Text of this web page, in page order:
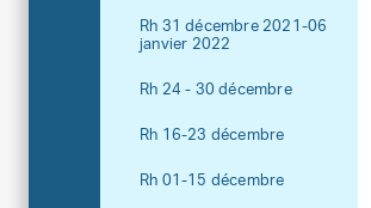
Rh 31 décembre 2021-06
janvier 2022
Rh 24 - 30 décembre
Rh 16-23 décembre
Rh 01-15 décembre